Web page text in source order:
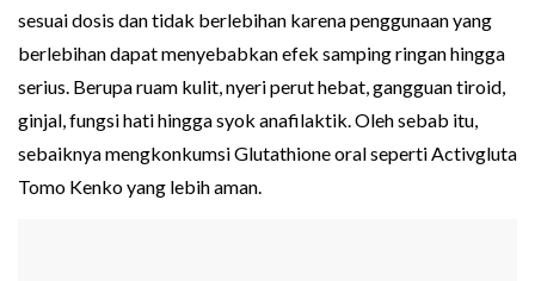
sesuai dosis dan tidak berlebihan karena penggunaan yang
berlebihan dapat menyebabkan efek samping ringan hingga
serius. Berupa ruam kulit, nyeri perut hebat, gangguan tiroid,
ginjal, fungsi hati hingga syok anafilaktik. Oleh sebab itu,
sebaiknya mengkonkumsi Glutathione oral seperti Activgluta
Tomo Kenko yang lebih aman.